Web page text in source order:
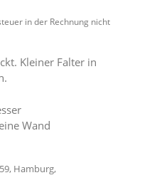
in der Rechnung nicht
Kleiner Falter in
Wand
Hamburg,